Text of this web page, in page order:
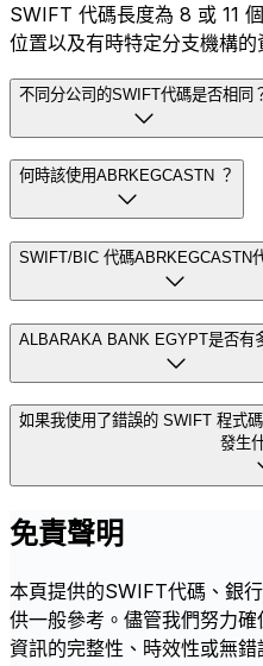
SWIFT 代碼長度為 8 或 11
位置以及有時特定分支機構的
不同分公司的SWIFT代碼是否相同
何時該使用ABRKEGCASTN ？
SWIFT/BIC 代碼ABRKEGCASTN
ALBARAKA BANK EGYPT是否有
如果我使用了錯誤的 SWIFT 程式
發生
免責聲明
本頁提供的SWIFT代碼、銀
供一般參考。儘管我們努力
資訊的完整性、時效性或無